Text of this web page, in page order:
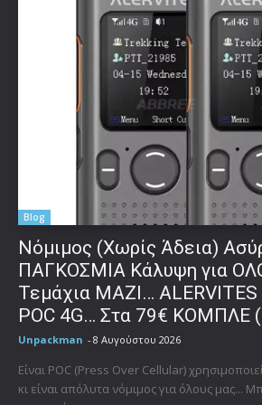
Blog
Νόμιμος (Χωρίς Άδεια)
ΠΑΓΚΟΣΜΙΑ Κάλυψη για
Τεμάχια ΜΑΖΙ… ALERVITES
POC 4G… Στα 79€ ΚΟΜΠΛΕ
Unpackman - 8 Αυγούστου 2026
Είναι POC (Press Over Cellular)
κι είναι απόλυτα νόμιμος για όλους μας...